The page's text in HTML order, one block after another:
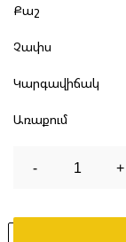
Քաշ
Չափս
Կարգավիճակ
Առաքում
- 1 +